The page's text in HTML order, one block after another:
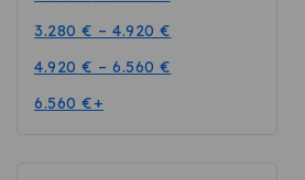
3.280 € – 4.920 €
4.920 € – 6.560 €
6.560 €+